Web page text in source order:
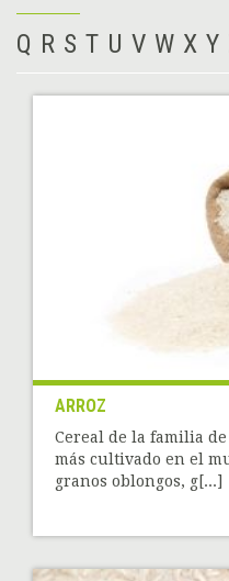
Q R S T U V W X Y
ARROZ
Cereal de la familia
más cultivado en el
granos oblongos, g[...]